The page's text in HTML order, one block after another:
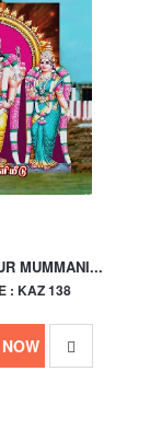
MUMMANI...
: KAZ 138